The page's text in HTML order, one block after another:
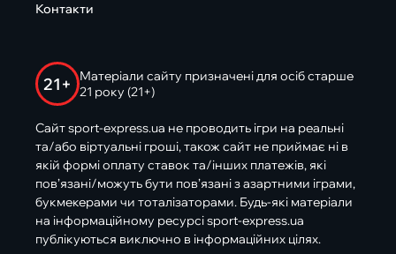
Контакти
21+
Матеріали сайту призначені для осіб старше
21 року (21+)
Сайт sport-express.ua не проводить ігри на реальні
та/або віртуальні гроші, також сайт не приймає ні в
якій формі оплату ставок та/інших платежів, які
пов’язані/можуть бути пов’язані з азартними іграми,
букмекерами чи тоталізаторами. Будь-які матеріали
на інформаційному ресурсі sport-express.ua
публікуються виключно в інформаційних цілях.